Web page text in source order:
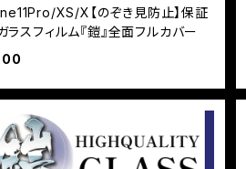
XS/X【のぞき見防止】保証
ラスフィルム『鎧』全面フルカバー